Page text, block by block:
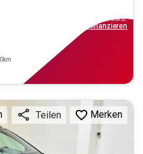
inkl.MwSt.
finanzieren
Teilen Merken